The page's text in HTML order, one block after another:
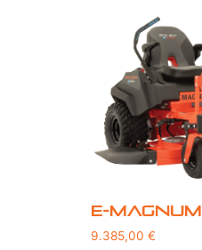
E-Magnum
9.385,00 €